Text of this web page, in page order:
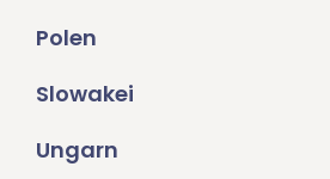
Polen
Slowakei
Ungarn